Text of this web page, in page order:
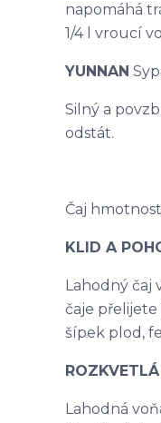
napomáhá
1/4 l vroucí
YUNNAN
Silný a
odstát.
Čaj
KLID A
Lahodný čaj
čaje přelijete
šípek plod,
Lahodná